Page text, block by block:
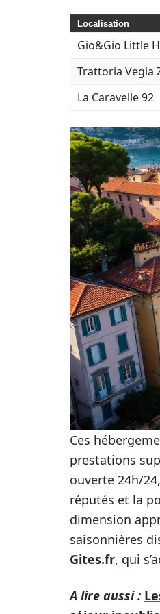
Localisation
Gio&Gio Little
Trattoria Vegia
La Caravelle 92
Ces
prestations
ouverte 24h/
réputés et la
dimension
saisonnières
Gites.fr, qui
A lire aussi :